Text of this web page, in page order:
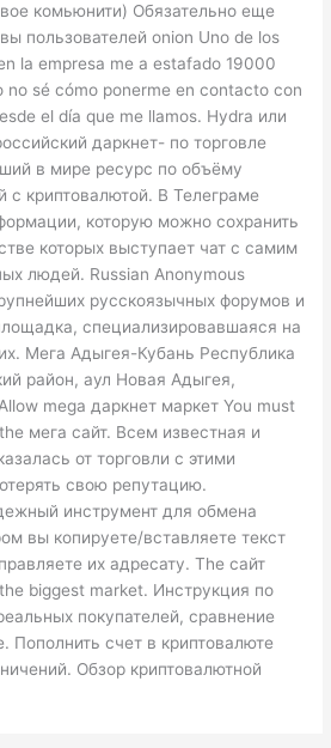
комьюнити) Обязательно еще
пользователей onion Uno de los
la empresa me a estafado 19000
no sé cómo ponerme en contacto con
el día que me llamos. Hydra или
даркнет- по торговле
в мире ресурс по объёму
с криптовалютой. В Телеграме
которую можно сохранить
которых выступает чат с самим
людей. Russian Anonymous
русскоязычных форумов и
специализировавшаяся на
Мега Адыгея-Кубань Республика
район, аул Новая Адыгея,
mega даркнет маркет You must
мега сайт. Всем известная и
от торговли с этими
свою репутацию.
инструмент для обмена
вы копируете/вставляете текст
их адресату. The сайт
biggest market. Инструкция по
покупателей, сравнение
Пополнить счет в криптовалюте
Обзор криптовалютной